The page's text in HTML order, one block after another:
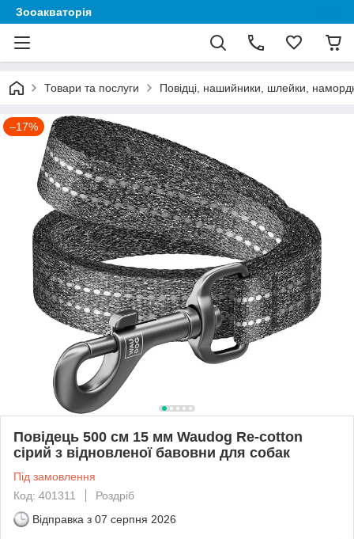
Зооакваторія
Товари та послуги Повідці, нашийники, шлейки,
–17%
Повідець 500 cм 15 мм Waudog Re-cotton
сірий з відновленої бавовни для собак
Під замовлення
Код: 401311
Роздріб
Відправка з 07 серпня 2026